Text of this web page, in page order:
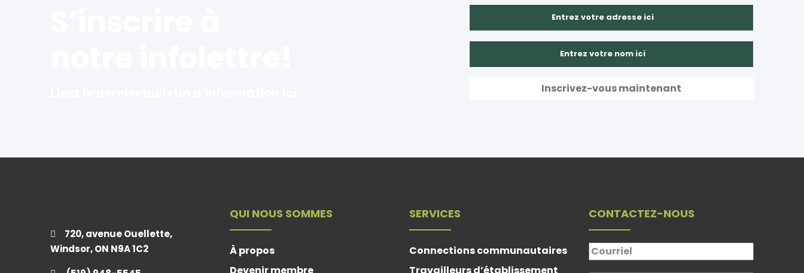
720, avenue Ouellette,
Windsor, ON N9A 1C2
QUI NOUS SOMMES
À propos
Devenir membre
SERVICES
Connections communautaires
Travailleurs d’établissement
CONTACTEZ-NOUS